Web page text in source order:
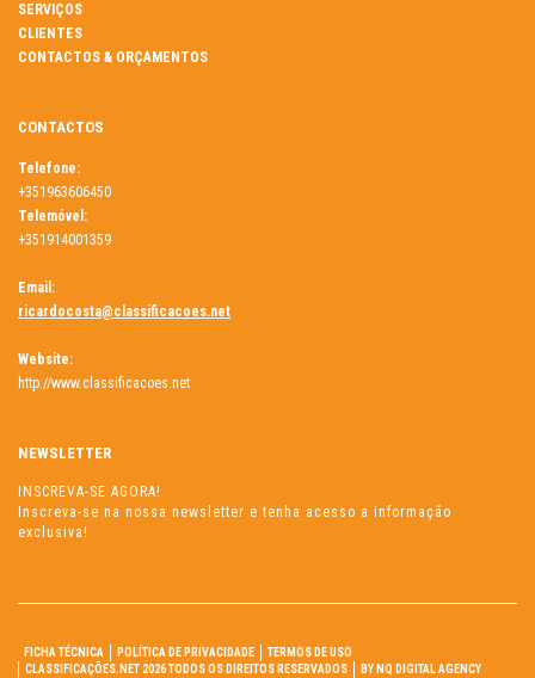
SERVIÇOS
CLIENTES
CONTACTOS & ORÇAMENTOS
CONTACTOS
Telefone:
+351963606450
Telemóvel:
+351914001359
Email:
ricardocosta@classificacoes.net
Website:
http://www.classificacoes.net
NEWSLETTER
INSCREVA-SE AGORA!
Inscreva-se na nossa newsletter e tenha acesso a informação
exclusiva!
FICHA TÉCNICA POLÍTICA DE PRIVACIDADE
TERMOS DE USO
CLASSIFICAÇÕES.NET 2026 TODOS OS DIREITOS RESERVADOS
BY NQ DIGITAL AGENCY